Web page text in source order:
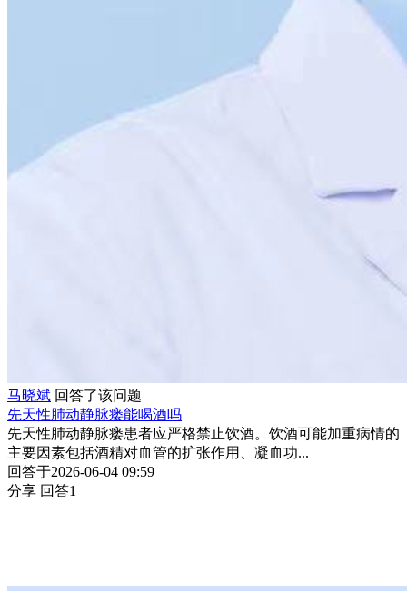
马晓斌 回答了该问题
先天性肺动静脉瘘能喝酒吗
先天性肺动静脉瘘患者应严格禁止饮酒。饮酒可能加重病情的
主要因素包括酒精对血管的扩张作用、凝血功...
回答于2026-06-04 09:59
分享 回答1